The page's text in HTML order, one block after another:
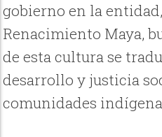
gobierno en la
Renacimiento Maya,
de esta cultura se
desarrollo y justicia
comunidades